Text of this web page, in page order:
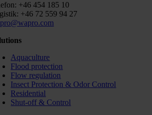
+46 454 185 10
+46 72 559 94 27
Aquaculture
Flood protection
Flow regulation
Insect Protection & Odor Control
Residential
Shut-off & Control